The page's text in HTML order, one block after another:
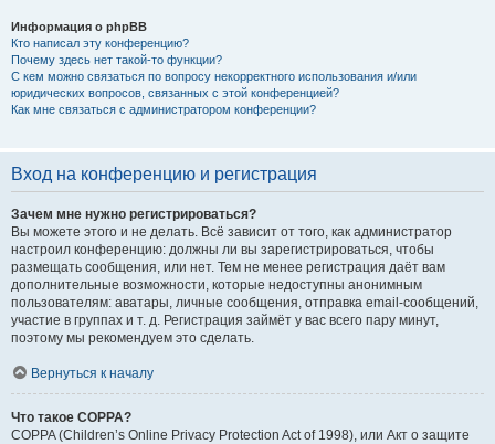
Информация о phpBB
Кто написал эту конференцию?
Почему здесь нет такой-то функции?
С кем можно связаться по вопросу некорректного использования и/или
юридических вопросов, связанных с этой конференцией?
Как мне связаться с администратором конференции?
Вход на конференцию и регистрация
Зачем мне нужно регистрироваться?
Вы можете этого и не делать. Всё зависит от того, как администратор
настроил конференцию: должны ли вы зарегистрироваться, чтобы
размещать сообщения, или нет. Тем не менее регистрация даёт вам
дополнительные возможности, которые недоступны анонимным
пользователям: аватары, личные сообщения, отправка email-сообщений,
участие в группах и т. д. Регистрация займёт у вас всего пару минут,
поэтому мы рекомендуем это сделать.
Вернуться к началу
Что такое COPPA?
COPPA (Children’s Online Privacy Protection Act of 1998), или Акт о защите